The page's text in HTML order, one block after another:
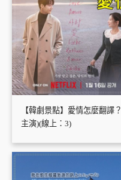
【韓劇景點】愛情怎麼翻譯
主演)(線上：3)